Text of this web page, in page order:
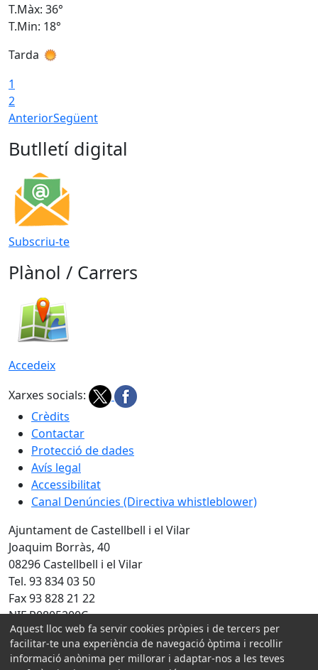
T.Màx: 36°
T.Min: 18°
Tarda
1
2
AnteriorSegüent
Butlletí digital
Subscriu-te
Plànol / Carrers
Accedeix
Xarxes socials:
Crèdits
Contactar
Protecció de dades
Avís legal
Accessibilitat
Canal Denúncies (Directiva whistleblower)
Ajuntament de Castellbell i el Vilar
Joaquim Borràs, 40
08296 Castellbell i el Vilar
Tel. 93 834 03 50
Fax 93 828 21 22
NIF P0805200C
Amb la col·laboració de:
Aquest lloc web fa servir cookies pròpies i de tercers per
facilitar-te una experiència de navegació òptima i recollir
informació anònima per millorar i adaptar-nos a les teves